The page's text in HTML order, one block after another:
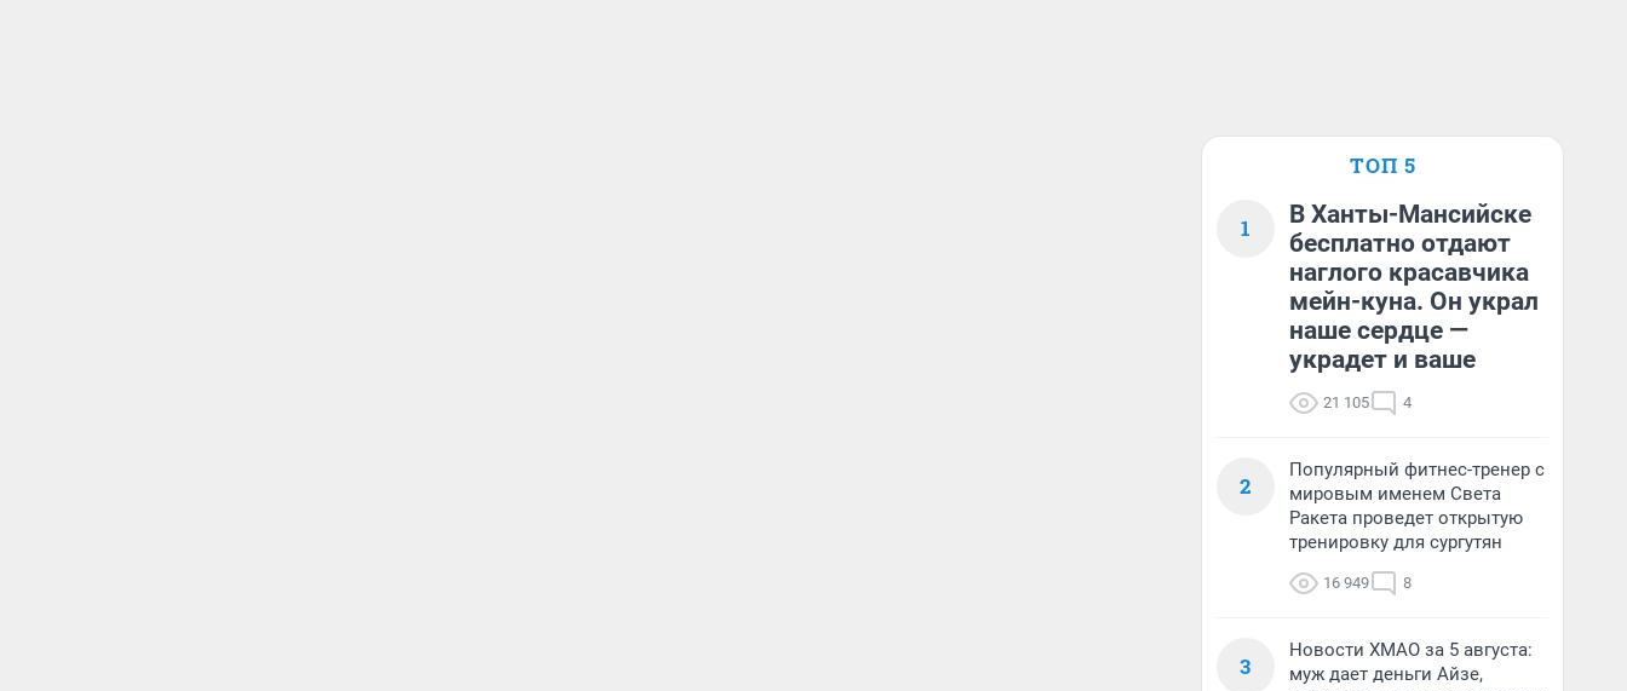
ТОП 5
1
В Ханты-Мансийске
бесплатно отдают
наглого красавчика
мейн-куна. Он украл
наше сердце —
украдет и ваше
21 105 4
2
Популярный фитнес-тренер с
мировым именем Света
Ракета проведет открытую
тренировку для сургутян
16 949 8
3
Новости ХМАО за 5 августа:
муж дает деньги Айзе,